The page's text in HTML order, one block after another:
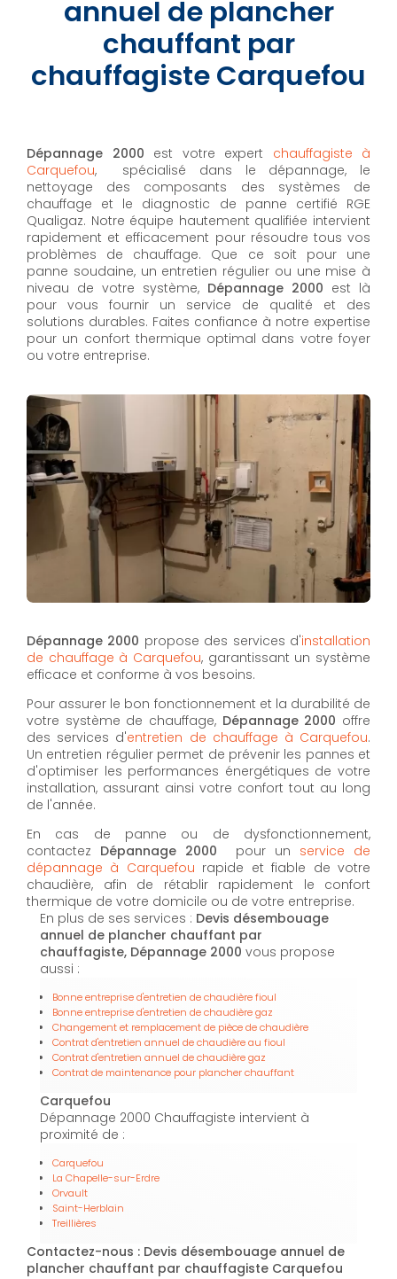
annuel de plancher
chauffant par
chauffagiste Carquefou
Dépannage 2000 est votre expert chauffagiste à
Carquefou, spécialisé dans le dépannage, le
nettoyage des composants des systèmes de
chauffage et le diagnostic de panne certifié RGE
Qualigaz. Notre équipe hautement qualifiée intervient
rapidement et efficacement pour résoudre tous vos
problèmes de chauffage. Que ce soit pour une
panne soudaine, un entretien régulier ou une mise à
niveau de votre système, Dépannage 2000 est là
pour vous fournir un service de qualité et des
solutions durables. Faites confiance à notre expertise
pour un confort thermique optimal dans votre foyer
ou votre entreprise.
Dépannage 2000 propose des services d'installation
de chauffage à Carquefou, garantissant un système
efficace et conforme à vos besoins.
Pour assurer le bon fonctionnement et la durabilité de
votre système de chauffage, Dépannage 2000 offre
des services d'entretien de chauffage à Carquefou.
Un entretien régulier permet de prévenir les pannes et
d'optimiser les performances énergétiques de votre
installation, assurant ainsi votre confort tout au long
de l'année.
En cas de panne ou de dysfonctionnement,
contactez Dépannage 2000 pour un service de
dépannage à Carquefou rapide et fiable de votre
chaudière, afin de rétablir rapidement le confort
thermique de votre domicile ou de votre entreprise.
En plus de ses services : Devis désembouage
annuel de plancher chauffant par
chauffagiste, Dépannage 2000 vous propose
aussi :
Bonne entreprise d'entretien de chaudière fioul
Bonne entreprise d'entretien de chaudière gaz
Changement et remplacement de pièce de chaudière
Contrat d'entretien annuel de chaudière au fioul
Contrat d'entretien annuel de chaudière gaz
Contrat de maintenance pour plancher chauffant
Carquefou
Dépannage 2000 Chauffagiste intervient à
proximité de :
Carquefou
La Chapelle-sur-Erdre
Orvault
Saint-Herblain
Treillières
Contactez-nous : Devis désembouage annuel de
plancher chauffant par chauffagiste Carquefou